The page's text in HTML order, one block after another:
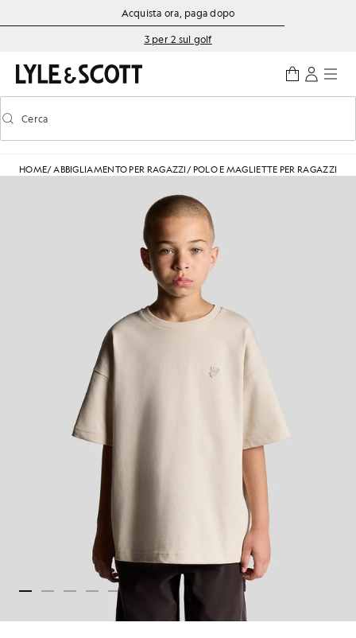
Vai al contenuto principale
Informazioni sull'accessibilitàAcquista ora, paga dopo
3 per 2 sul golf
Attiva/disattiva la ricerca predittiva
Cerca
HOME/ABBIGLIAMENTO PER RAGAZZI/ POLO E MAGLIETTE PER RAGAZZI